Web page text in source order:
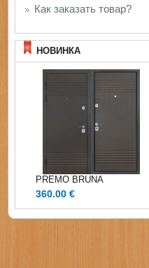
Как заказать товар?
НОВИНКА
PREMO BRUNA
360.00 €